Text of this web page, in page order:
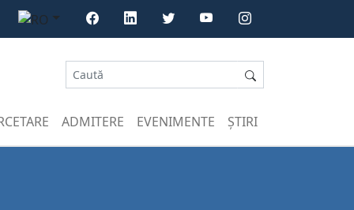
ADMITERE EVENIMENTE ȘTIRI